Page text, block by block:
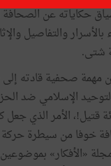
حكاياته عن الصحافة
بالأسرار والتفاصيل
شتى.
مهمة صحفية قادته
الإسلامي ضد
قتيل!، الأمر الذي
خوفا من سيطرة
بموضوعين: